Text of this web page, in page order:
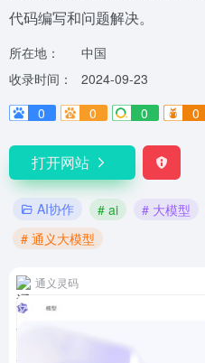
代码编写和问题解决。
所在地：
中国
收录时间：
2024-09-23
0
0 0 0
打开网站
AI协作 # ai # 大模型
# 通义大模型
通义灵码